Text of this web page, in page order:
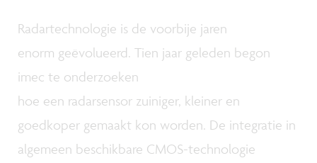
Radartechnologie is de voorbije jaren
enorm geëvolueerd. Tien jaar geleden begon
imec te onderzoeken
hoe een radarsensor zuiniger, kleiner en
goedkoper gemaakt kon worden. De integratie in
algemeen beschikbare CMOS-technologie